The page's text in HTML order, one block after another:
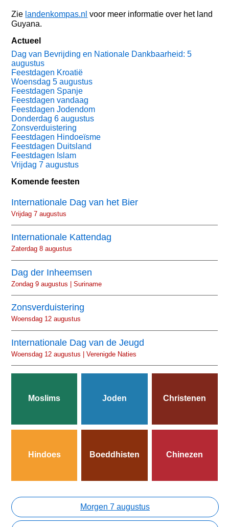
Zie landenkompas.nl voor meer informatie over het land
Guyana.
Actueel
Dag van Bevrijding en Nationale Dankbaarheid: 5
augustus
Feestdagen Kroatië
Woensdag 5 augustus
Feestdagen Spanje
Feestdagen vandaag
Feestdagen Jodendom
Donderdag 6 augustus
Zonsverduistering
Feestdagen Hindoeïsme
Feestdagen Duitsland
Feestdagen Islam
Vrijdag 7 augustus
Komende feesten
Internationale Dag van het Bier
Vrijdag 7 augustus
Internationale Kattendag
Zaterdag 8 augustus
Dag der Inheemsen
Zondag 9 augustus | Suriname
Zonsverduistering
Woensdag 12 augustus
Internationale Dag van de Jeugd
Woensdag 12 augustus | Verenigde Naties
Moslims Joden Christenen
Hindoes Boeddhisten Chinezen
Morgen 7 augustus